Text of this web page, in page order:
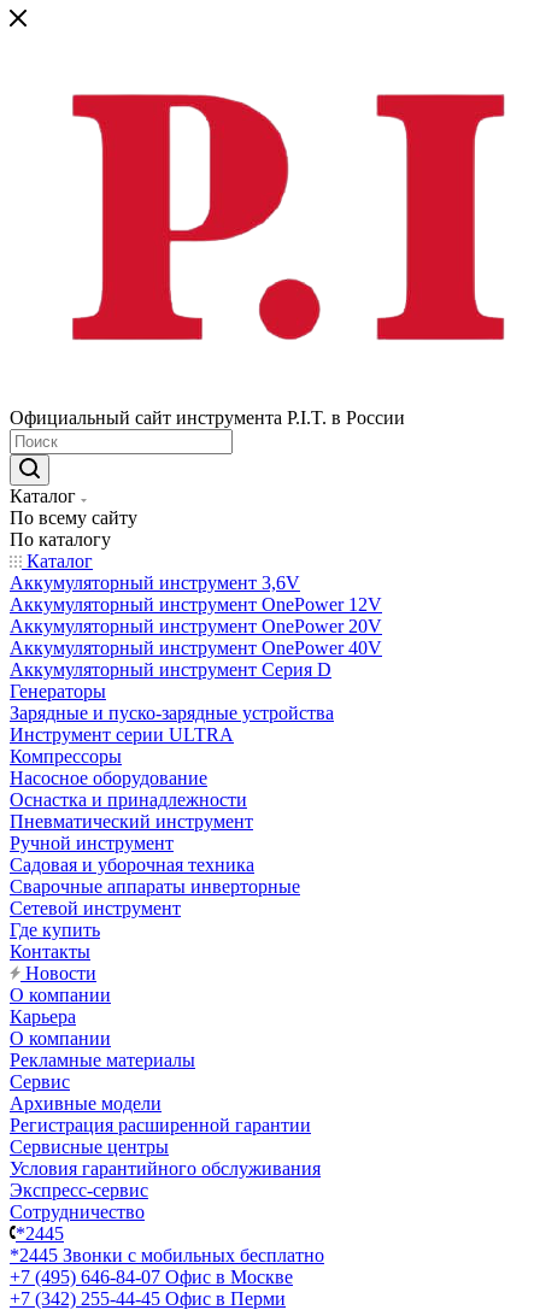
Официальный сайт инструмента P.I.T. в России
Каталог
По всему сайту
По каталогу
Каталог
Аккумуляторный инструмент 3,6V
Аккумуляторный инструмент OnePower 12V
Аккумуляторный инструмент OnePower 20V
Аккумуляторный инструмент OnePower 40V
Аккумуляторный инструмент Серия D
Генераторы
Зарядные и пуско-зарядные устройства
Инструмент серии ULTRA
Компрессоры
Насосное оборудование
Оснастка и принадлежности
Пневматический инструмент
Ручной инструмент
Садовая и уборочная техника
Сварочные аппараты инверторные
Сетевой инструмент
Где купить
Контакты
Новости
О компании
Карьера
О компании
Рекламные материалы
Сервис
Архивные модели
Регистрация расширенной гарантии
Сервисные центры
Условия гарантийного обслуживания
Экспресс-сервис
Сотрудничество
*2445
*2445 Звонки с мобильных бесплатно
+7 (495) 646-84-07 Офис в Москве
+7 (342) 255-44-45 Офис в Перми